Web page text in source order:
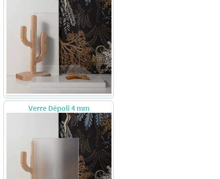
Verre Dépoli 4 mm